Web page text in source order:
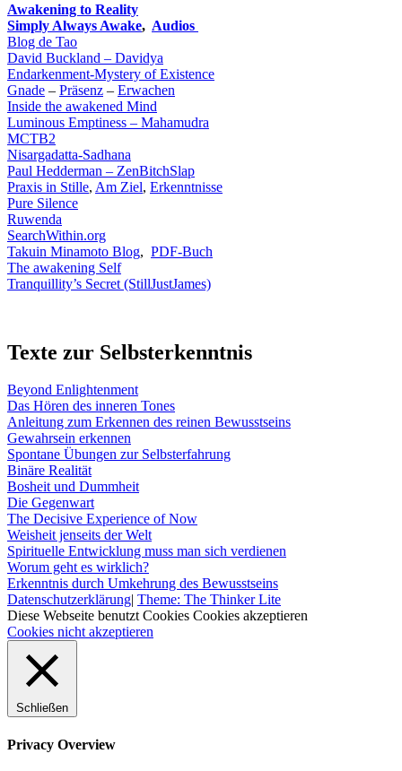
Awakening to Reality
Simply Always Awake, Audios
Blog de Tao
David Buckland – Davidya
Endarkenment-Mystery of Existence
Gnade – Präsenz – Erwachen
Inside the awakened Mind
Luminous Emptiness – Mahamudra
MCTB2
Nisargadatta-Sadhana
Paul Hedderman – ZenBitchSlap
Praxis in Stille, Am Ziel, Erkenntnisse
Pure Silence
Ruwenda
SearchWithin.org
Takuin Minamoto Blog, PDF-Buch
The awakening Self
Tranquillity’s Secret (StillJustJames)
Texte zur Selbsterkenntnis
Beyond Enlightenment
Das Hören des inneren Tones
Anleitung zum Erkennen des reinen Bewusstseins
Gewahrsein erkennen
Spontane Übungen zur Selbsterfahrung
Binäre Realität
Bosheit und Dummheit
Die Gegenwart
The Decisive Experience of Now
Weisheit jenseits der Welt
Spirituelle Entwicklung muss man sich verdienen
Worum geht es wirklich?
Erkenntnis durch Umkehrung des Bewusstseins
Datenschutzerklärung Theme: The Thinker Lite
Diese Webseite benutzt Cookies Cookies akzeptieren
Cookies nicht akzeptieren
Schließen
Privacy Overview